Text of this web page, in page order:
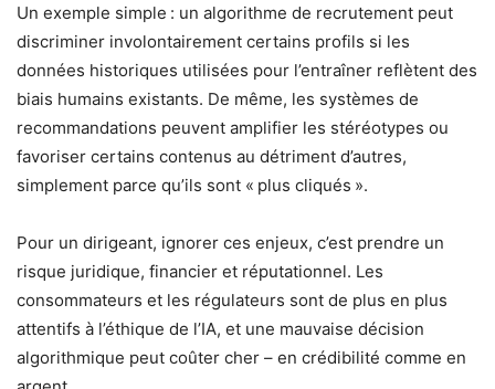
Un exemple simple : un algorithme de recrutement peut
discriminer involontairement certains profils si les
données historiques utilisées pour l’entraîner reflètent des
biais humains existants. De même, les systèmes de
recommandations peuvent amplifier les stéréotypes ou
favoriser certains contenus au détriment d’autres,
simplement parce qu’ils sont « plus cliqués ».
Pour un dirigeant, ignorer ces enjeux, c’est prendre un
risque juridique, financier et réputationnel. Les
consommateurs et les régulateurs sont de plus en plus
attentifs à l’éthique de l’IA, et une mauvaise décision
algorithmique peut coûter cher – en crédibilité comme en